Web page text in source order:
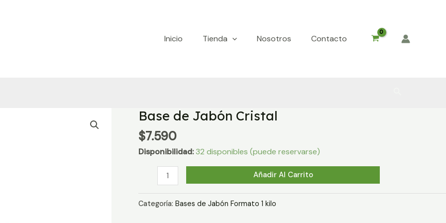
Inicio Tienda Nosotros Contacto
Base de Jabón Cristal
$7.590
Disponibilidad: 32 disponibles (puede reservarse)
Cristal
Añadir Al Carrito
Categoría: Bases de Jabón Formato 1 kilo